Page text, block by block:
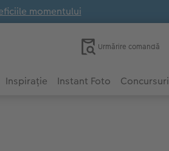
momentului
Urmărire comandă
Inspirație Instant Foto Concursuri